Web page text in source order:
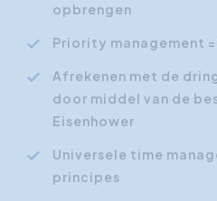
opbrengen
Priority management
Afrekenen met de
door middel van de
Eisenhower
Universele time
principes